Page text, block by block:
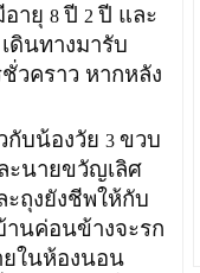
ายุ 8 ปี 2 ปี และ
ดินทางมารับ
วคราว หากหลัง
บน้องวัย 3 ขวบ
ะนายขวัญเลิศ
ถุงยังชีพให้กับ
านค่อนข้างจะรก
ในห้องนอน